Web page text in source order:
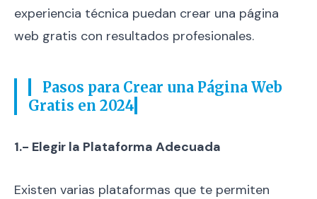
experiencia técnica puedan crear una página
web gratis con resultados profesionales.
Pasos para Crear una Página Web
Gratis en 2024
1.- Elegir la Plataforma Adecuada
Existen varias plataformas que te permiten